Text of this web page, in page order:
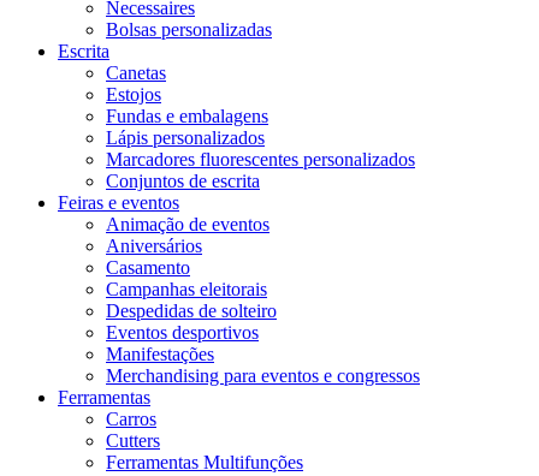
Necessaires
Bolsas personalizadas
Escrita
Canetas
Estojos
Fundas e embalagens
Lápis personalizados
Marcadores fluorescentes personalizados
Conjuntos de escrita
Feiras e eventos
Animação de eventos
Aniversários
Casamento
Campanhas eleitorais
Despedidas de solteiro
Eventos desportivos
Manifestações
Merchandising para eventos e congressos
Ferramentas
Carros
Cutters
Ferramentas Multifunções